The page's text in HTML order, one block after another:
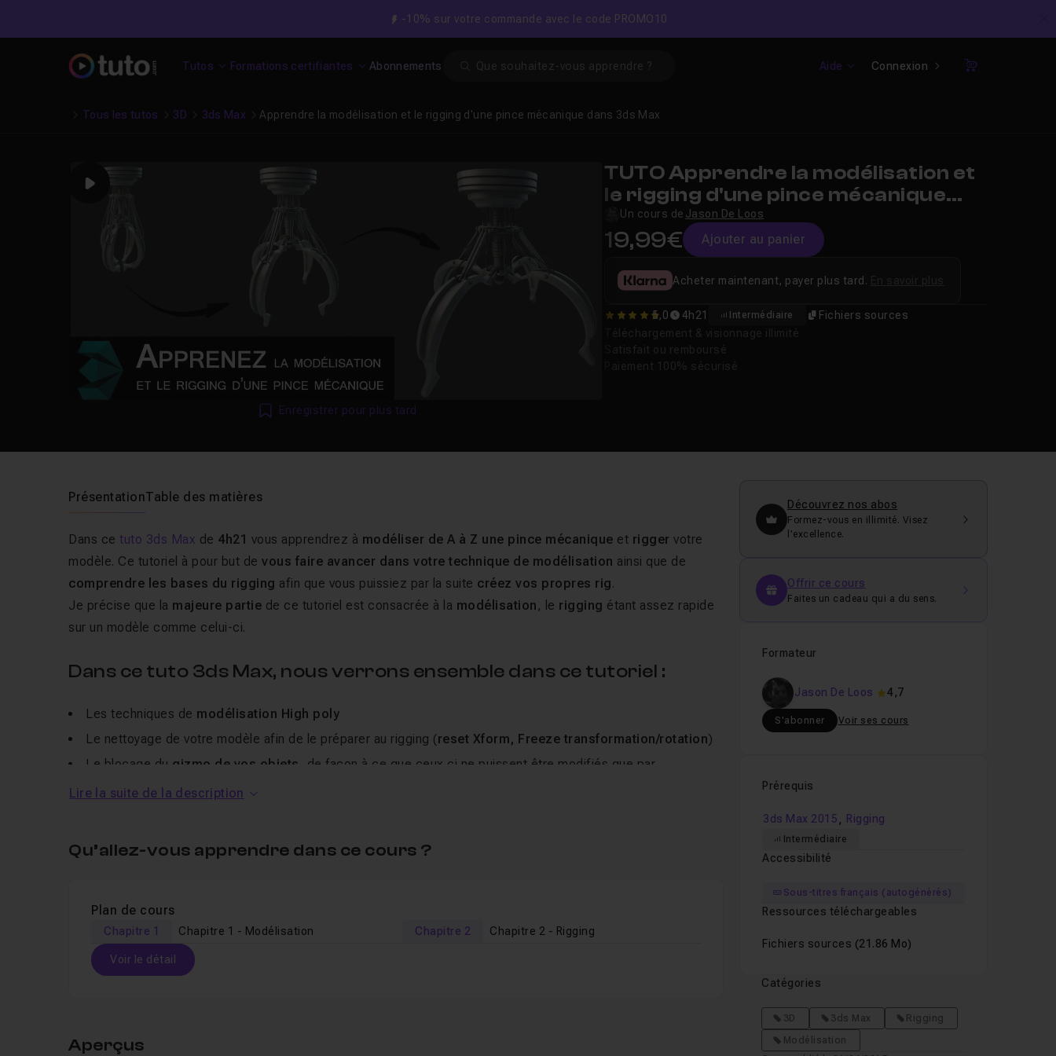
-10% sur votre commande avec le code PROMO10
Tutos Formations certifiantes Abonnements Aide Connexion
Panier
Tous les tutos 3D 3ds Max Apprendre la modélisation et le rigging d'une pince mécanique dans 3ds Max
Play
Enregistrer pour plus tard
TUTO Apprendre la modélisation et
le rigging d'une pince mécanique
dans 3ds Max
Un cours de Jason De Loos
19,99€ Ajouter au panier
5 5,0 4h21 Intermédiaire Fichiers sources
Acheter maintenant, payer plus tard.
PrésentationTable des matières
Dans cetuto 3ds Max de 4h21 vous apprendrez à modéliser de A à Z une pince mécanique et rigger votre
modèle. Ce tutoriel à pour but devous faire avancer dans votre technique de modélisation ainsi que de
comprendre les bases du rigging afin que vous puissiez par la suite créez vos propres rig.
Je précise que la majeure partie de ce tutoriel est consacrée à la modélisation , le rigging étant assez rapide
sur un modèle comme celui-ci.
Dans ce tuto 3ds Max, nous verrons ensemble dans ce tutoriel :
Les techniques de modélisation High poly
Le nettoyage de votre modèle afin de le préparer au rigging (reset Xform, Freeze transformation/rotation)
Le blocage du gizmo de vos objets
, de façon à ce que ceux ci ne puissent être modifiés que par
Lewire parametersqui nous permettra de connecter des attributs (move, rotate, scale... etc) aux attributs
à attribuer un
à créer desCustoms attributes
à ranger votre scène dans des
Lire la suite de la description
Qu’allez-vous apprendre dans ce cours ?
Plan de cours
Chapitre 1 Chapitre 1 - Modélisation Chapitre 2 Chapitre 2 - Rigging
Voir le détail
Aperçus
Découvrez nos abos
Formez-vous en illimité. Visez
l’excellence.
Offrir ce cours
Faites un cadeau qui a du sens.
Formateur
Jason De Loos 4,7
S'abonner Voir ses cours
Prérequis
3ds Max 2015 , Rigging
Intermédiaire
Accessibilité
Sous-titres français (autogénérés)
Ressources téléchargeables
Fichiers sources (21.86 Mo)
Catégories
3D 3ds Max
Rigging
Modélisation